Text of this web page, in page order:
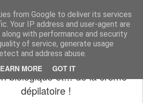
from Google to deliver its services
Your IP address and user-agent are
with performance and security
of service, generate usage
and address abuse.
MORE GOT IT
Desperate Houseman : les pérégrinations d'un papa, mais pas que !
biologique et... de la crème
dépilatoire !